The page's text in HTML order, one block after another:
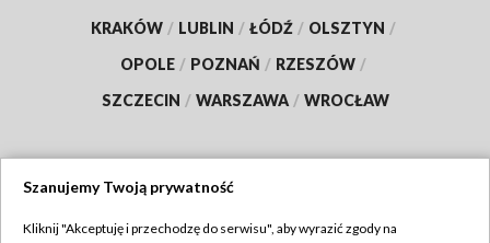
KRAKÓW / LUBLIN / ŁÓDŹ / OLSZTYN /
OPOLE / POZNAŃ / RZESZÓW /
SZCZECIN / WARSZAWA / WROCŁAW
Szanujemy Twoją prywatność
Kliknij "Akceptuję i przechodzę do serwisu", aby wyrazić zgody na